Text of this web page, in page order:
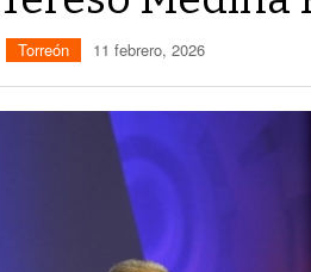
Torreón 11 febrero, 2026